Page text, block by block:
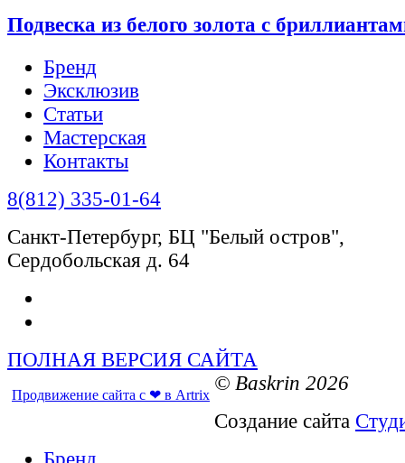
Подвеска из белого золота с
Бренд
Эксклюзив
Статьи
Мастерская
Контакты
8(812) 335-01-64
Санкт-Петербург, БЦ "Белый остров",
Сердобольская д. 64
ПОЛНАЯ ВЕРСИЯ САЙТА
© Baskrin 2026
Продвижение сайта с ❤ в Artrix
Создание сайта